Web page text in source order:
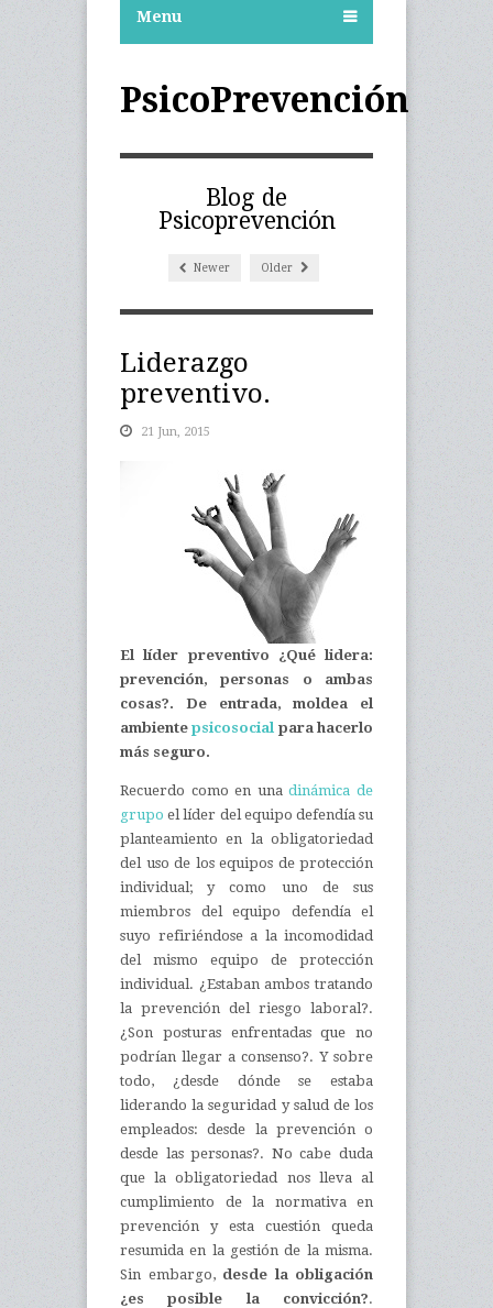
PsicoPrevención
Menu
Blog de
Psicoprevención
Newer Older
Liderazgo
preventivo.
21 Jun, 2015
El líder preventivo ¿Qué lidera:
prevención, personas o ambas
cosas?. De entrada, moldea el
ambientepsicosocial para hacerlo
más seguro.
Recuerdo como en unadinámica de
grupo el líder del equipo defendía su
planteamiento en la obligatoriedad
del uso de los equipos de protección
individual; y como uno de sus
miembros del equipo defendía el
suyo refiriéndose a la incomodidad
del mismo equipo de protección
individual. ¿Estaban ambos tratando
la prevención del riesgo laboral?.
¿Son posturas enfrentadas que no
podrían llegar a consenso?. Y sobre
todo, ¿desde dónde se estaba
liderando la seguridad y salud de los
empleados: desde la prevención o
desde las personas?. No cabe duda
que la obligatoriedad nos lleva al
cumplimiento de la normativa en
prevención y esta cuestión queda
resumida en la gestión de la misma.
Sin embargo, desde la obligación
¿es posible la convicción?.